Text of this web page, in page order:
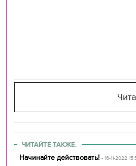
ЧИТАЙТЕ ТАКЖЕ.
Начинайте действовать! - 16-11-2022